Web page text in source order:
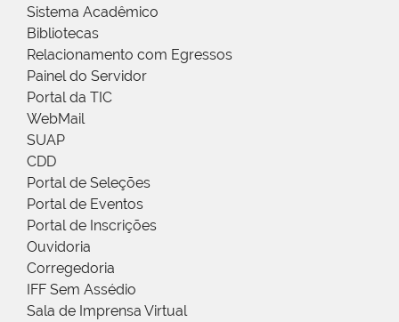
Sistema Acadêmico
Bibliotecas
Relacionamento com Egressos
Painel do Servidor
Portal da TIC
WebMail
SUAP
CDD
Portal de Seleções
Portal de Eventos
Portal de Inscrições
Ouvidoria
Corregedoria
IFF Sem Assédio
Sala de Imprensa Virtual